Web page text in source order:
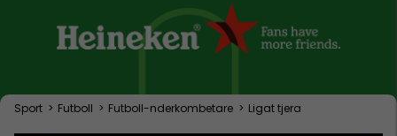
Sport > Futboll > Futboll-nderkombetare > Ligat tjera